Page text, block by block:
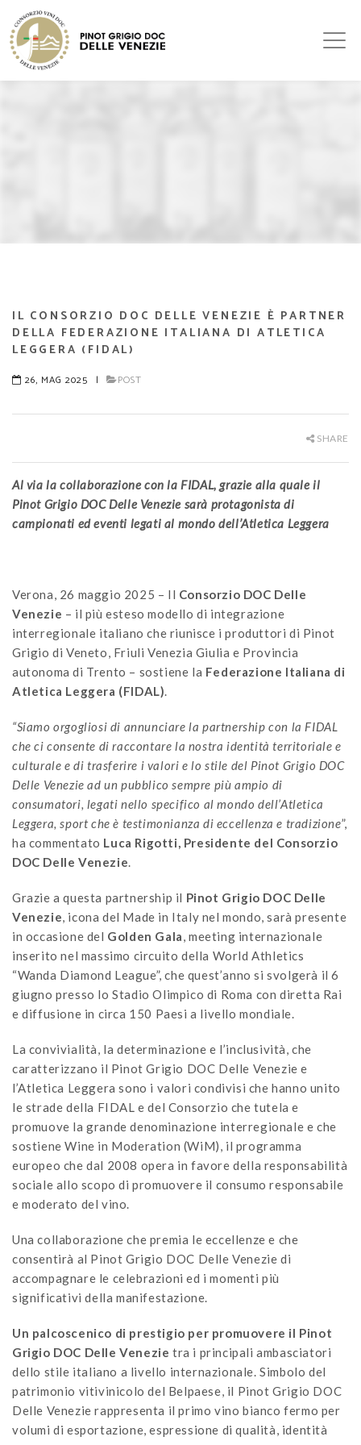
IL CONSORZIO DOC DELLE VENEZIE È PARTNER
DELLA FEDERAZIONE ITALIANA DI ATLETICA
LEGGERA (FIDAL)
26, MAG 2025 | POST
SHARE
Al via la collaborazione con la FIDAL, grazie alla quale il
Pinot Grigio DOC Delle Venezie sarà protagonista di
campionati ed eventi legati al mondo dell’Atletica Leggera
Verona, 26 maggio 2025 – Il Consorzio DOC Delle
Venezie – il più esteso modello di integrazione
interregionale italiano che riunisce i produttori di Pinot
Grigio di Veneto, Friuli Venezia Giulia e Provincia
autonoma di Trento – sostiene la Federazione Italiana di
Atletica Leggera (FIDAL).
“Siamo orgogliosi di annunciare la partnership con la FIDAL
che ci consente di raccontare la nostra identità territoriale e
culturale e di trasferire i valori e lo stile del Pinot Grigio DOC
Delle Venezie ad un pubblico sempre più ampio di
consumatori, legati nello specifico al mondo dell’Atletica
Leggera, sport che è testimonianza di eccellenza e tradizione”,
ha commentato Luca Rigotti, Presidente del Consorzio
DOC Delle Venezie.
Grazie a questa partnership il Pinot Grigio DOC Delle
Venezie, icona del Made in Italy nel mondo, sarà presente
in occasione del Golden Gala, meeting internazionale
inserito nel massimo circuito della World Athletics
“Wanda Diamond League”, che quest’anno si svolgerà il 6
giugno presso lo Stadio Olimpico di Roma con diretta Rai
e diffusione in circa 150 Paesi a livello mondiale.
La convivialità, la determinazione e l’inclusività, che
caratterizzano il Pinot Grigio DOC Delle Venezie e
l’Atletica Leggera sono i valori condivisi che hanno unito
le strade della FIDAL e del Consorzio che tutela e
promuove la grande denominazione interregionale e che
sostiene Wine in Moderation (WiM), il programma
europeo che dal 2008 opera in favore della responsabilità
sociale allo scopo di promuovere il consumo responsabile
e moderato del vino.
Una collaborazione che premia le eccellenze e che
consentirà al Pinot Grigio DOC Delle Venezie di
accompagnare le celebrazioni ed i momenti più
significativi della manifestazione.
Un palcoscenico di prestigio per promuovere il Pinot
Grigio DOC Delle Venezie tra i principali ambasciatori
dello stile italiano a livello internazionale. Simbolo del
patrimonio vitivinicolo del Belpaese, il Pinot Grigio DOC
Delle Venezie rappresenta il primo vino bianco fermo per
volumi di esportazione, espressione di qualità, identità